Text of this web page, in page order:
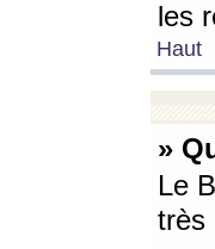
les
Haut
»
Le
très